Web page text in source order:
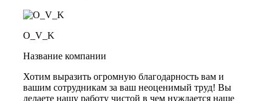
O_V_K
Название компании
Хотим выразить огромную благодарность вам и
вашим сотрудникам за ваш неоценимый труд! Вы
делаете нашу работу чистой в чем нуждается наше